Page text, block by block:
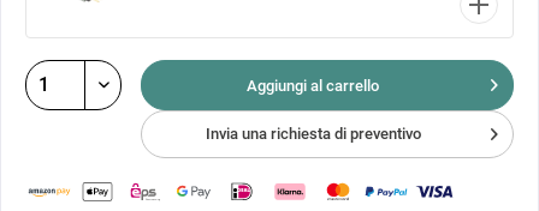
Aggiungi al carrello
Invia una richiesta di preventivo